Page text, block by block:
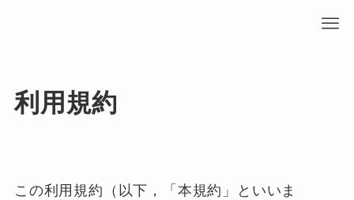
利用規約
この利用規約（以下，「本規約」といいま